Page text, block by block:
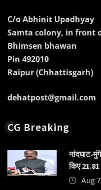
C/o Abhinit Upadhyay
Samta colony, in front
Bhimsen bhawan
Pin 492010
Raipur (Chhattisgarh)
dehatpost@gmail.com
CG Breaking
नांदघाट-
किए
Aug